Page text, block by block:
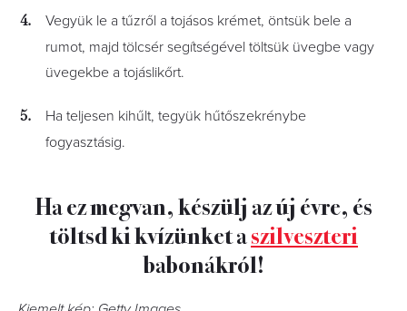
Vegyük le a tűzről a tojásos krémet, öntsük bele a
rumot, majd tölcsér segítségével töltsük üvegbe vagy
üvegekbe a tojáslikőrt.
Ha teljesen kihűlt, tegyük hűtőszekrénybe
fogyasztásig.
Ha ez megvan, készülj az új évre, és
töltsd ki kvízünket aszilveszteri
babonákról!